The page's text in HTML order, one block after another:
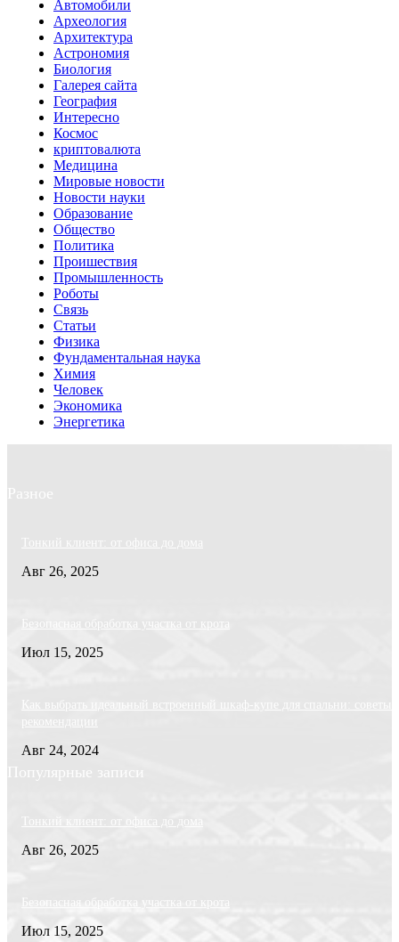
Автомобили
Археология
Архитектура
Астрономия
Биология
Галерея сайта
География
Интересно
Космос
криптовалюта
Медицина
Мировые новости
Новости науки
Образование
Общество
Политика
Проишествия
Промышленность
Роботы
Связь
Статьи
Физика
Фундаментальная наука
Химия
Человек
Экономика
Энергетика
Разное
Тонкий клиент: от офиса до дома
Авг 26, 2025
Безопасная обработка участка от крота
Июл 15, 2025
Как выбрать идеальный встроенный шкаф-купе для спальни: советы
рекомендации
Авг 24, 2024
Популярные записи
Тонкий клиент: от офиса до дома
Авг 26, 2025
Безопасная обработка участка от крота
Июл 15, 2025